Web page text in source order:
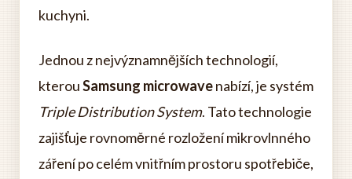
kuchyni.
Jednou z nejvýznamnějších technologií,
kterouSamsung microwavenabízí, je systém
Triple Distribution System. Tato technologie
zajišťuje rovnoměrné rozložení mikrovlnného
záření po celém vnitřním prostoru spotřebiče,